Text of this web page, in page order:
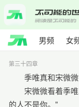
男频 女
第三十四章
季唯真和宋微
宋微微看着季
的人不是你。”